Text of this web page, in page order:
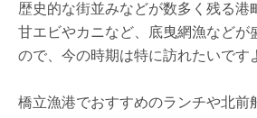
歴史的な街並みなどが数多く残る港
甘エビやカニなど、底曳網漁などが
ので、今の時期は特に訪れたいです
橋立漁港でおすすめのランチや北前